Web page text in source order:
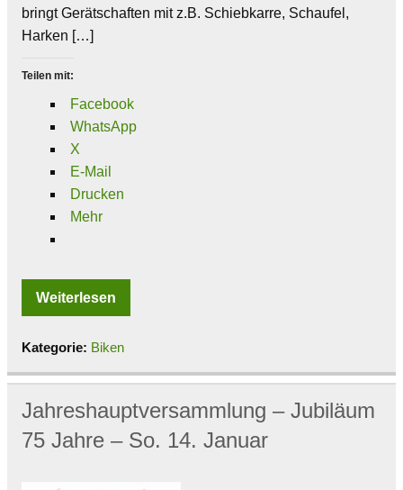
bringt Gerätschaften mit z.B. Schiebkarre, Schaufel,
Harken […]
Teilen mit:
Facebook
WhatsApp
X
E-Mail
Drucken
Mehr
Weiterlesen
Kategorie: Biken
Jahreshauptversammlung – Jubiläum
75 Jahre – So. 14. Januar